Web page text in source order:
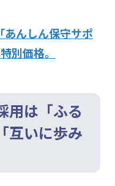
んしん保守サポ
別価格。
用は「ふる
互いに歩み